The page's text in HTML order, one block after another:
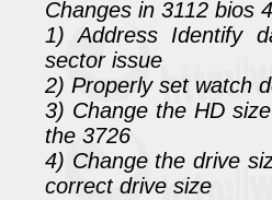
Changes in 3112 bios
1) Address Identify
sector issue
2) Properly set watch
3) Change the HD
the 3726
4) Change the drive
correct drive size